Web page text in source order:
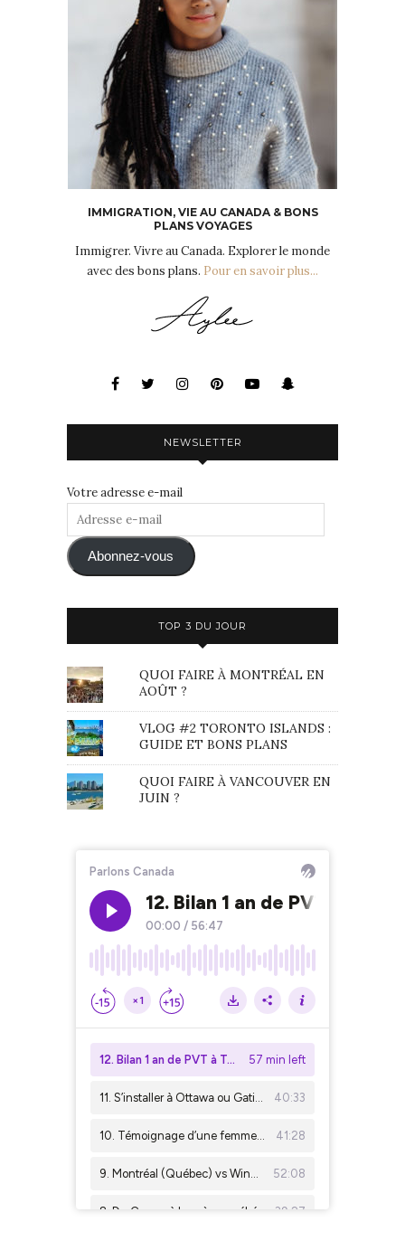
IMMIGRATION, VIE AU CANADA & BONS
PLANS VOYAGES
Immigrer. Vivre au Canada. Explorer le monde
avec des bons plans. Pour en savoir plus...
NEWSLETTER
Votre adresse e-mail
Adresse
mail Abonnez-vous
TOP 3 DU JOUR
QUOI FAIRE À MONTRÉAL EN
AOÛT ?
VLOG #2 TORONTO ISLANDS :
GUIDE ET BONS PLANS
QUOI FAIRE À VANCOUVER EN
JUIN ?